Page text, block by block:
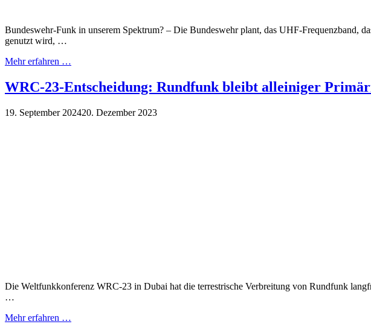
Bundeswehr-Funk in unserem Spektrum? – Die Bundeswehr plant, das UHF-Frequenzband,
genutzt wird, …
Mehr erfahren …
WRC-23-Entscheidung: Rundfunk bleibt alleiniger
19. September 202420. Dezember 2023
Die Weltfunkkonferenz WRC-23 in Dubai hat die terrestrische Verbreitung von Rundfunk
…
Mehr erfahren …